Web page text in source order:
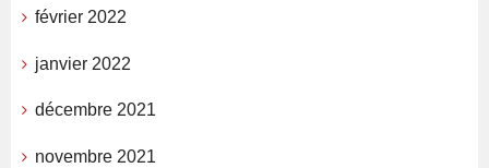
février 2022
janvier 2022
décembre 2021
novembre 2021